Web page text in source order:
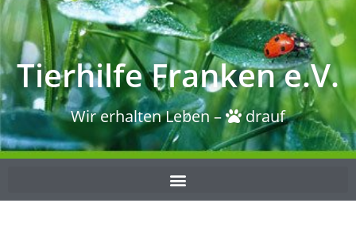
Tierhilfe Franken e.V.
Wir erhalten Leben – drauf